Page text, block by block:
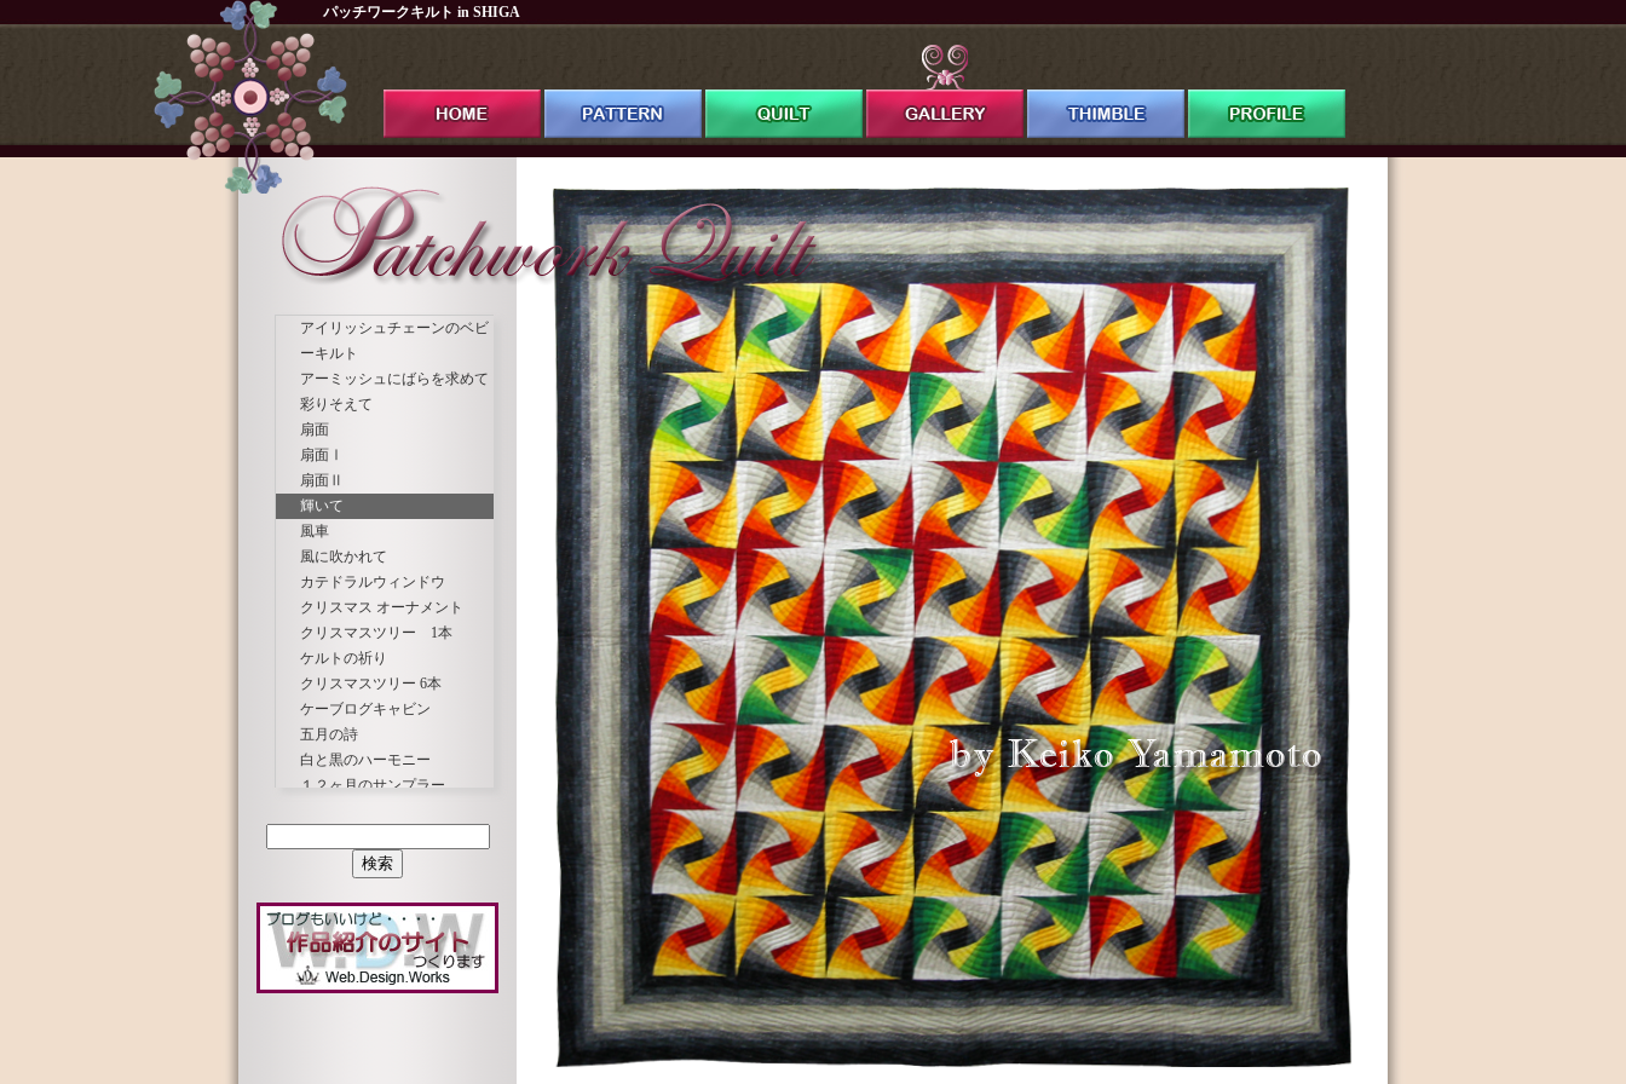
パッチワークキルト in SHIGA
アイリッシュチェーンのベビ
ーキルト
アーミッシュにばらを求めて
彩りそえて
扇面
扇面Ⅰ
扇面Ⅱ
輝いて
風車
風に吹かれて
カテドラルウィンドウ
クリスマス オーナメント
クリスマスツリー 1本
ケルトの祈り
クリスマスツリー 6本
ケーブログキャビン
五月の詩
白と黒のハーモニー
１２ヶ月のサンプラー
チャームキルト
トラプート＆プティ ばら
夏の想い出
春風にさそわれて
春の光